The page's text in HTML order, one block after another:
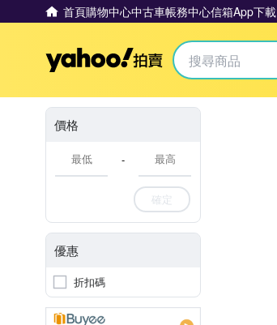
首頁購物中心中古車帳務中心信箱App下載
Yahoo拍賣
價格
-
確定
優惠
折扣碼